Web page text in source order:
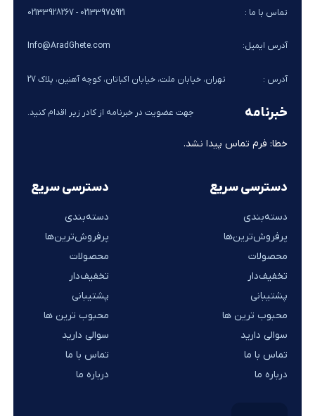
دسترسی سریع
دسته‌بندی
پرفروش‌ترین‌ها
محصولات
تخفیف‌دار
پشتیبانی
محبوب ترین ها
سوالی دارید
تماس با ما
درباره ما
تماس با ما : 02133975921 - 02133928267
آدرس ایمیل: Info@AradGhete.com
آدرس : تهران، خیابان ملت، خیابان اکباتان، کوچه آهنین، پلاک 27
خبرنامه جهت عضویت در خبرنامه از کادر زیر اقدام کنید.
خطا: فرم تماس پیدا نشد.
دسترسی سریع
دسته‌بندی
پرفروش‌ترین‌ها
محصولات
تخفیف‌دار
پشتیبانی
محبوب ترین ها
سوالی دارید
تماس با ما
درباره ما